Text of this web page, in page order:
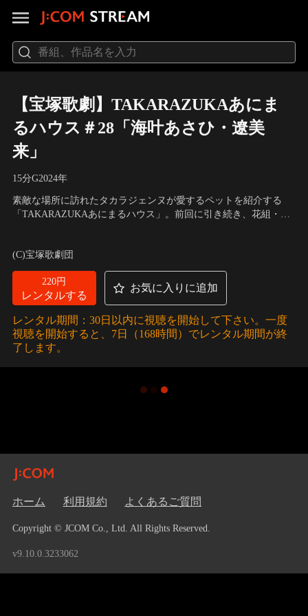
【宝塚歌劇】TAKARAZUKAあにま
るハウス＃28「海叶あさひ・遼美
来」
15分G2024年
素敵な場所に訪れたタカラジェンヌが愛するペットを紹介する
「TAKARAZUKAあにまるハウス」。前回に引き続き、花組・海
戦したりします。
(C)宝塚歌劇団
220円
レンタルする
お気に入りに追加
レンタル期間：30日以内に視聴を開始して下さい。一度
視聴を開始すると、7日（168時間）でレンタル期間が終
了します。
ホーム 利用規約 よくあるご質問
Copyright © JCOM Co., Ltd. All Rights Reserved.
v9.10.0.3233062